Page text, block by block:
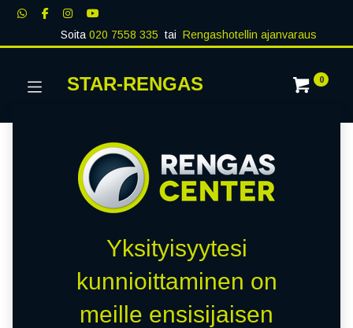
Soita020 7558 335 tai Rengashotellin ajanvaraus
STAR-RENGAS 0
Yksityisyytesi
kunnioittaminen on
meille ensisijaisen